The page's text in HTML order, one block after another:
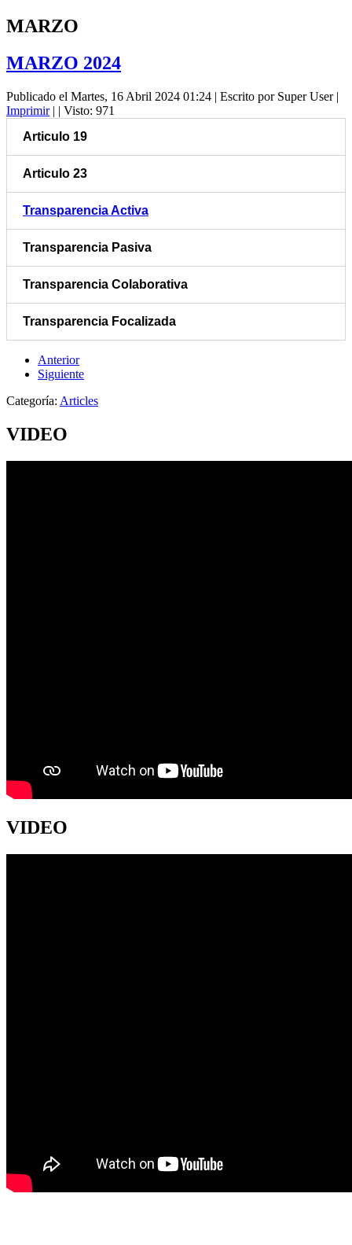
MARZO
MARZO 2024
Publicado el Martes, 16 Abril 2024 01:24 | Escrito por Super User|
Imprimir| | Visto: 971
Articulo 19
Articulo 23
Transparencia Activa
Transparencia Pasiva
Transparencia Colaborativa
Transparencia Focalizada
Anterior
Siguiente
Categoría: Articles
VIDEO
VIDEO